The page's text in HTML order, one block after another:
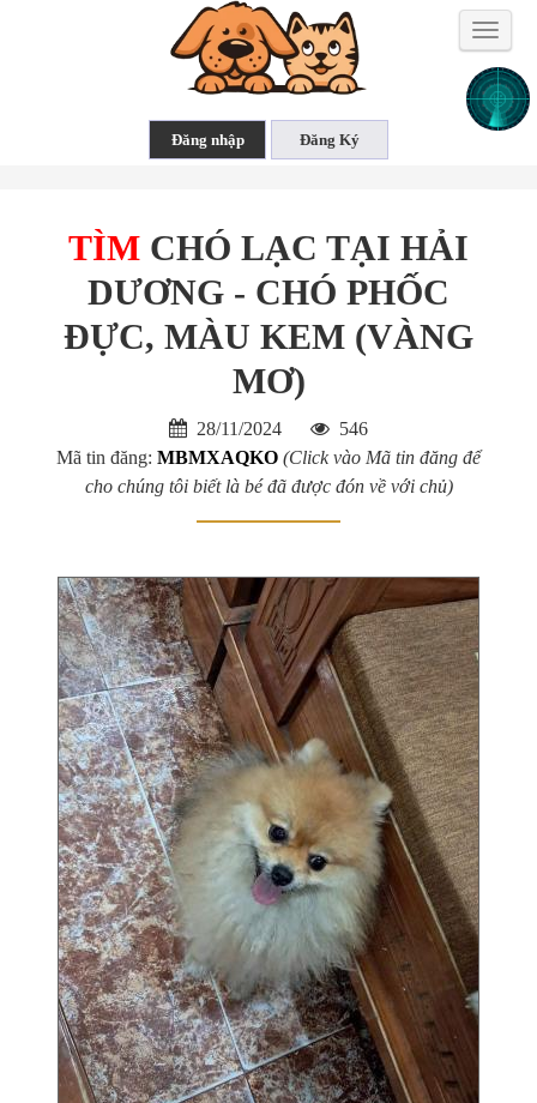
Toggle
TÌM CHÓ LẠC TẠI HẢI
DƯƠNG - CHÓ PHỐC
ĐỰC, MÀU KEM (VÀNG
MƠ)
28/11/2024
546
Mã tin đăng: MBMXAQKO (Click vào Mã tin đăng để
cho chúng tôi biết là bé đã được đón về với chủ)